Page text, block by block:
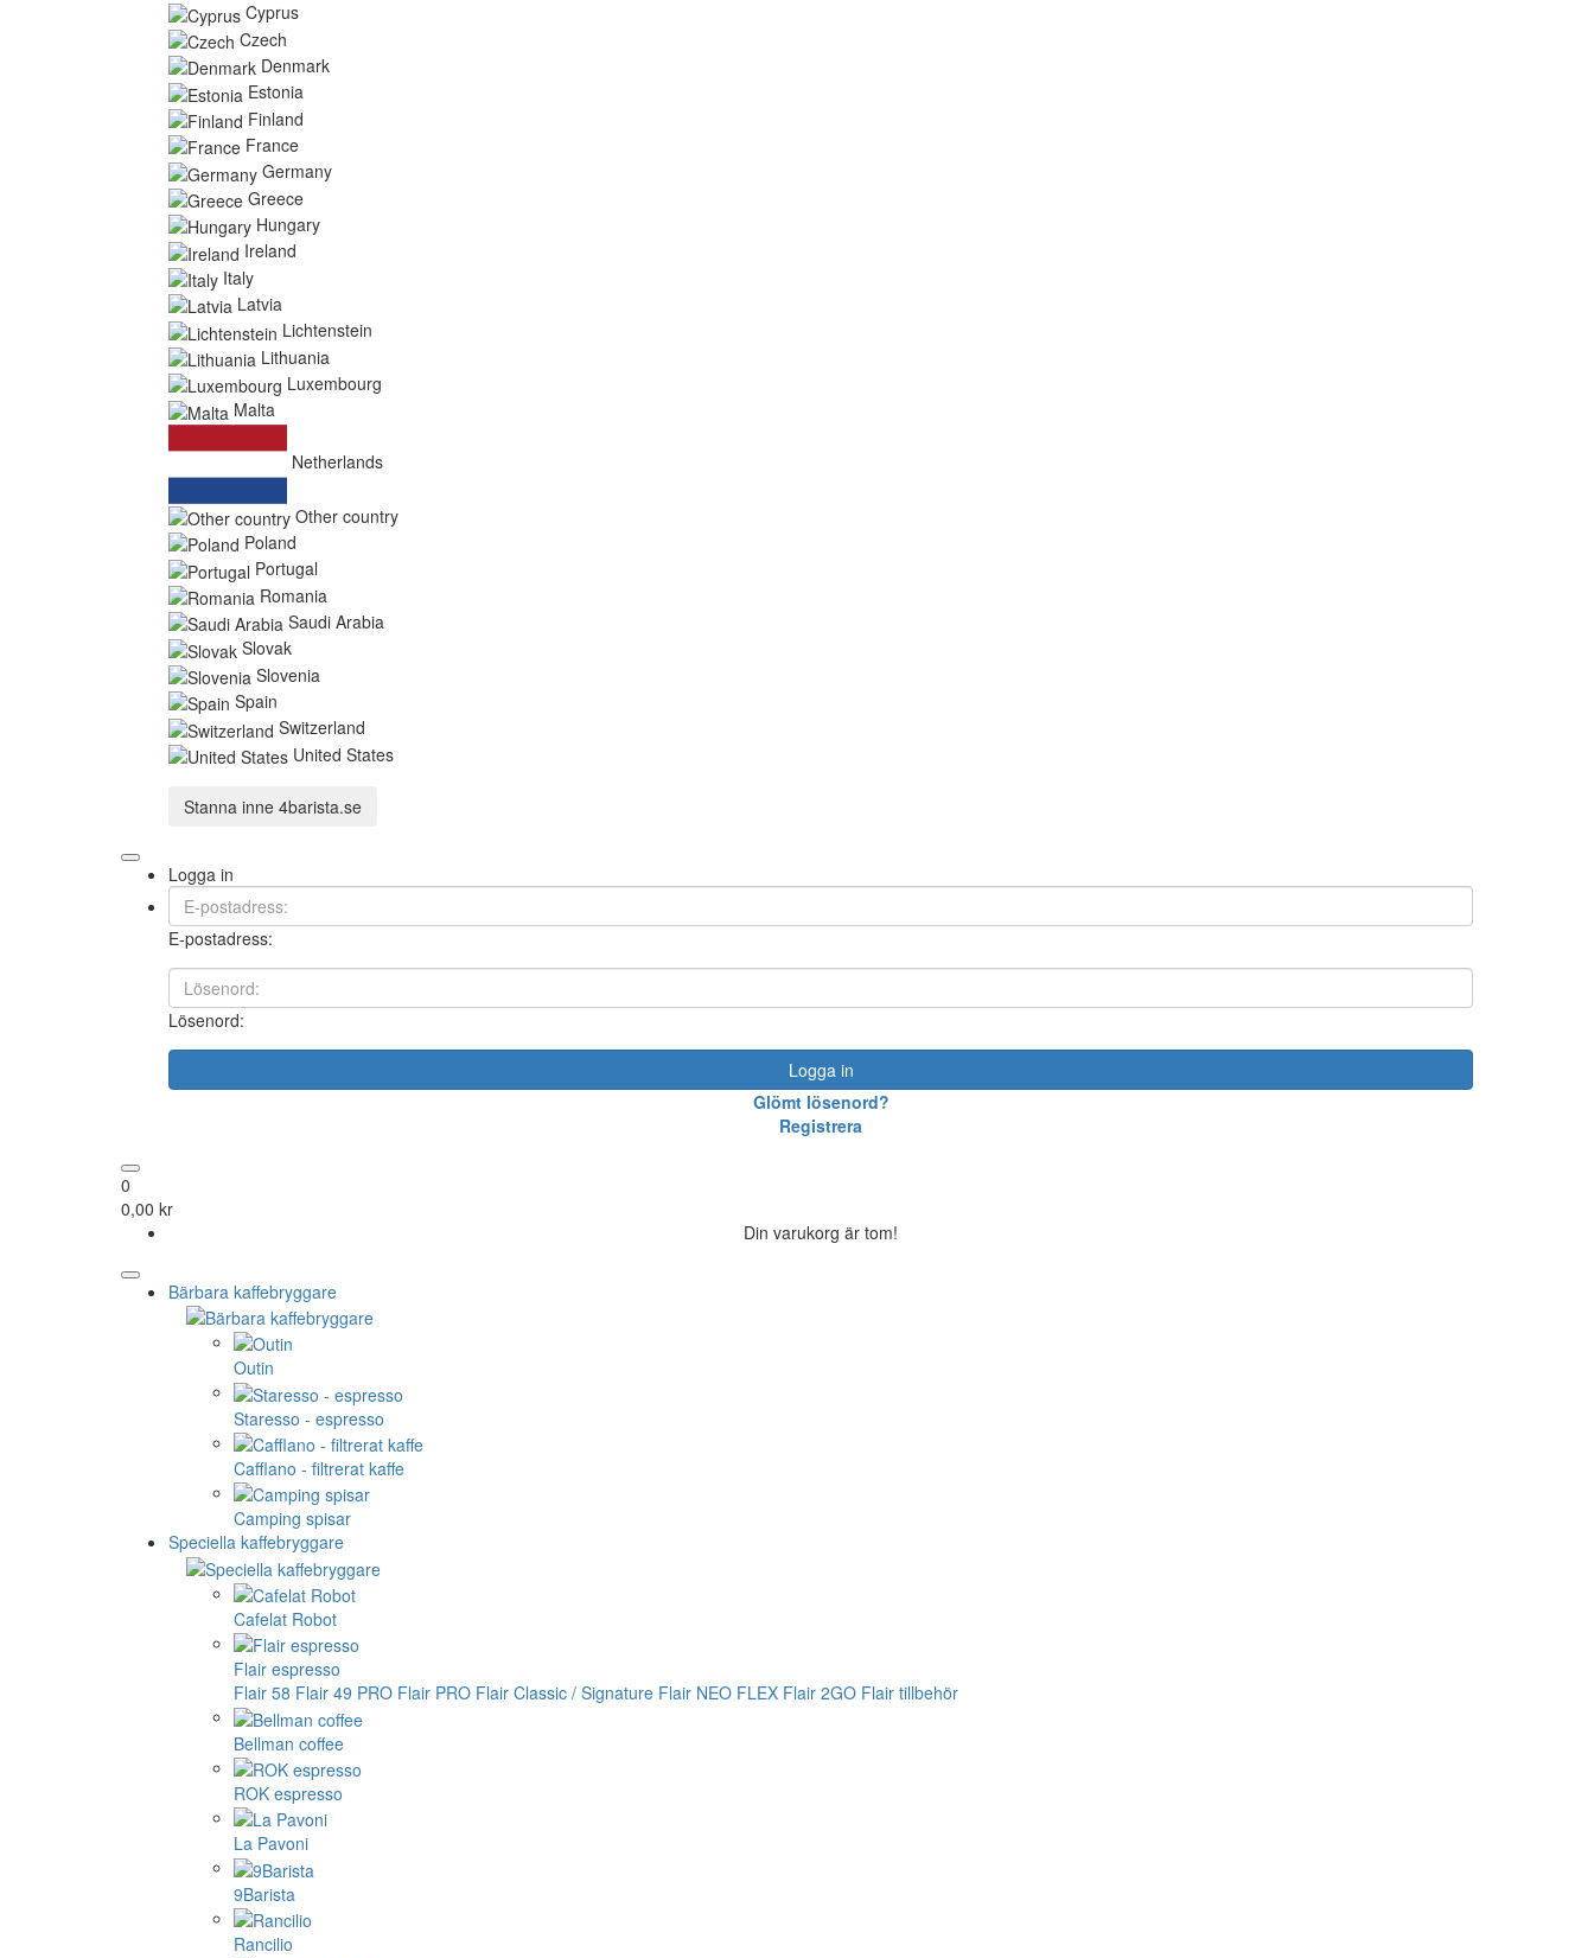
Cyprus
Czech
Denmark
Estonia
Finland
France
Germany
Greece
Hungary
Ireland
Italy
Latvia
Lichtenstein
Lithuania
Luxembourg
Malta
Netherlands
Other country
Poland
Portugal
Romania
Saudi Arabia
Slovak
Slovenia
Spain
Switzerland
United States
Stanna inne 4barista.se
Logga in
E-postadress:
Lösenord:
Logga in
Glömt lösenord?
Registrera
0
0,00 kr
Din varukorg är tom!
Bärbara kaffebryggare
Outin
Staresso - espresso
Cafflano - filtrerat kaffe
Camping spisar
Speciella kaffebryggare
Cafelat Robot
Flair espresso
Flair 58 Flair 49 PRO Flair PRO Flair Classic / Signature Flair NEO FLEX Flair 2GO Flair tillbehör
Bellman coffee
ROK espresso
La Pavoni
9Barista
Rancilio